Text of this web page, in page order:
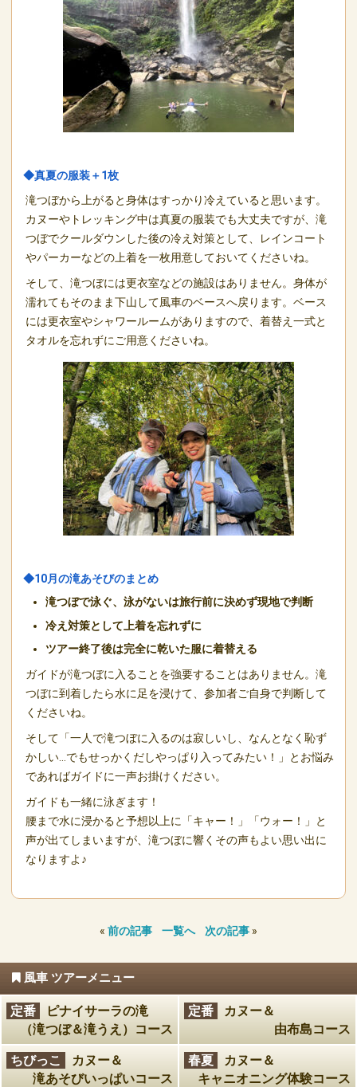
◆真夏の服装＋1枚
滝つぼから上がると身体はすっかり冷えていると思います。
カヌーやトレッキング中は真夏の服装でも大丈夫ですが、滝
つぼでクールダウンした後の冷え対策として、レインコート
やパーカーなどの上着を一枚用意しておいてくださいね。
そして、滝つぼには更衣室などの施設はありません。身体が
濡れてもそのまま下山して風車のベースへ戻ります。ベース
には更衣室やシャワールームがありますので、着替え一式と
タオルを忘れずにご用意くださいね。
◆10月の滝あそびのまとめ
滝つぼで泳ぐ、泳がないは旅行前に決めず現地で判断
冷え対策として上着を忘れずに
ツアー終了後は完全に乾いた服に着替える
ガイドが滝つぼに入ることを強要することはありません。滝
つぼに到着したら水に足を浸けて、参加者ご自身で判断して
くださいね。
そして「一人で滝つぼに入るのは寂しいし、なんとなく恥ず
かしい…でもせっかくだしやっぱり入ってみたい！」とお悩み
であればガイドに一声お掛けください。
ガイドも一緒に泳ぎます！
腰まで水に浸かると予想以上に「キャー！」「ウォー！」と
声が出てしまいますが、滝つぼに響くその声もよい思い出に
なりますよ♪
« 前の記事 一覧へ 次の記事 »
風車 ツアーメニュー
定番
ピナイサーラの滝
（滝つぼ＆滝うえ）コース
定番
カヌー＆
由布島コース
ちびっこ
カヌー＆
滝あそびいっぱいコース
春夏
カヌー＆
キャニオニング体験コース